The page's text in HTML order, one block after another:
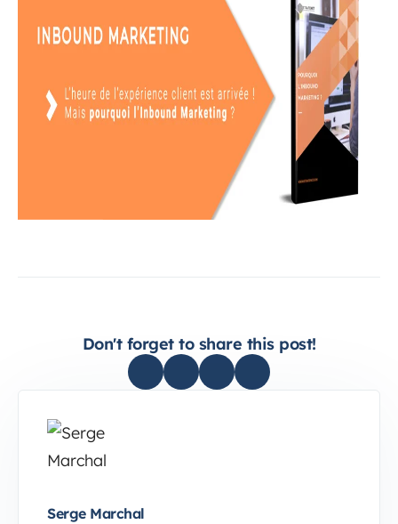
Don't forget to share this post!
Serge Marchal